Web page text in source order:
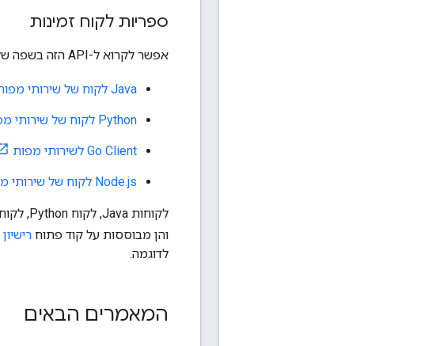
ספריות לקוח זמינות
אפשר לקרוא ל-API הזה בשפה של לבחירתכם באמצעות אחת מספריות הלקוח הבאות:
Java לקוח של שירותי מפות Google
Python לקוח של שירותי מפות Google
Go Client לשירותי מפות Google
Node.js לקוח של שירותי מפות Google
והן מבוססות על קוד פתוח רישיון Apache 2.0
לדוגמה.
המאמרים הבאים